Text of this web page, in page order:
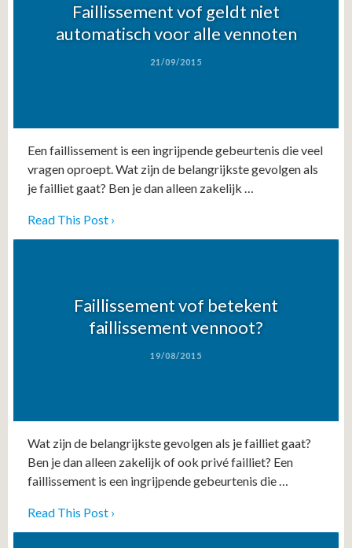
Faillissement vof geldt niet
automatisch voor alle vennoten
21/09/2015
Een faillissement is een ingrijpende gebeurtenis die veel
vragen oproept. Wat zijn de belangrijkste gevolgen als
je failliet gaat? Ben je dan alleen zakelijk …
Read This Post ›
Faillissement vof betekent
faillissement vennoot?
19/08/2015
Wat zijn de belangrijkste gevolgen als je failliet gaat?
Ben je dan alleen zakelijk of ook privé failliet? Een
faillissement is een ingrijpende gebeurtenis die …
Read This Post ›